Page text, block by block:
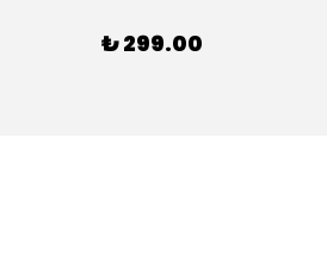
₺ 299.00